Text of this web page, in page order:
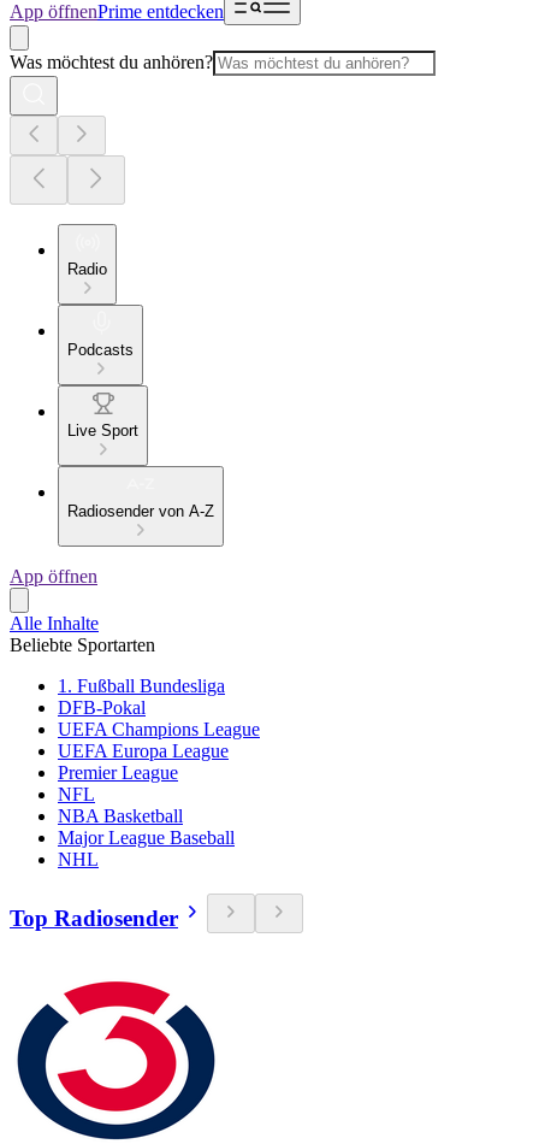
App öffnenPrime entdecken
Was möchtest du anhören?
Radio
Podcasts
Live Sport
Radiosender von A-Z
App öffnen
Alle Inhalte
Beliebte Sportarten
1. Fußball Bundesliga
DFB-Pokal
UEFA Champions League
UEFA Europa League
Premier League
NFL
NBA Basketball
Major League Baseball
NHL
Top Radiosender